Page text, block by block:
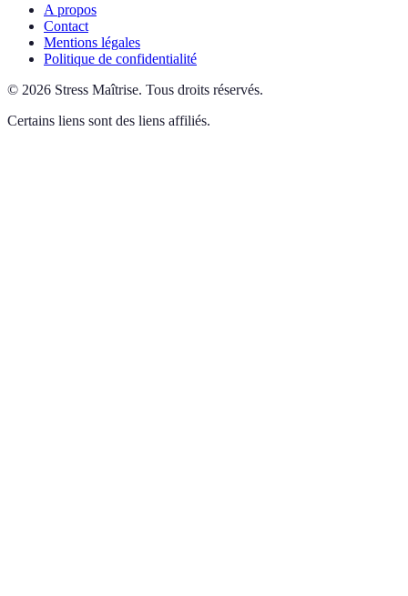
A propos
Contact
Mentions légales
Politique de confidentialité
© 2026 Stress Maîtrise. Tous droits réservés.
Certains liens sont des liens affiliés.